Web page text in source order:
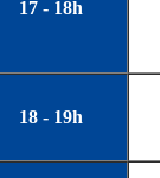
17 - 18h
18 - 19h